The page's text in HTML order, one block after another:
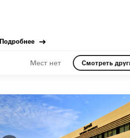
Подробнее
Мест нет Смотреть